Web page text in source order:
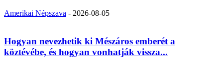
Amerikai Népszava - 2026-08-05
Hogyan nevezhetik ki Mészáros emberét a
köztévébe, és hogyan vonhatják vissza...